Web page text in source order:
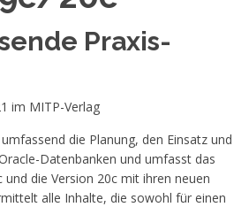
Praxis-
im MITP-Verlag
die Planung, den Einsatz und
Datenbanken und umfasst das
und die Version 20c mit ihren neuen
alle Inhalte, die sowohl für einen